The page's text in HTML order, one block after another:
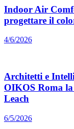
Indoor Air
progettare il
4/6/2026
Architetti e
OIKOS Roma
Leach
6/5/2026